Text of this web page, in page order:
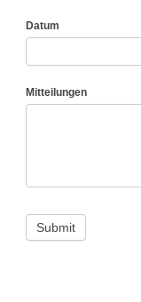
Datum
Mitteilungen
Submit